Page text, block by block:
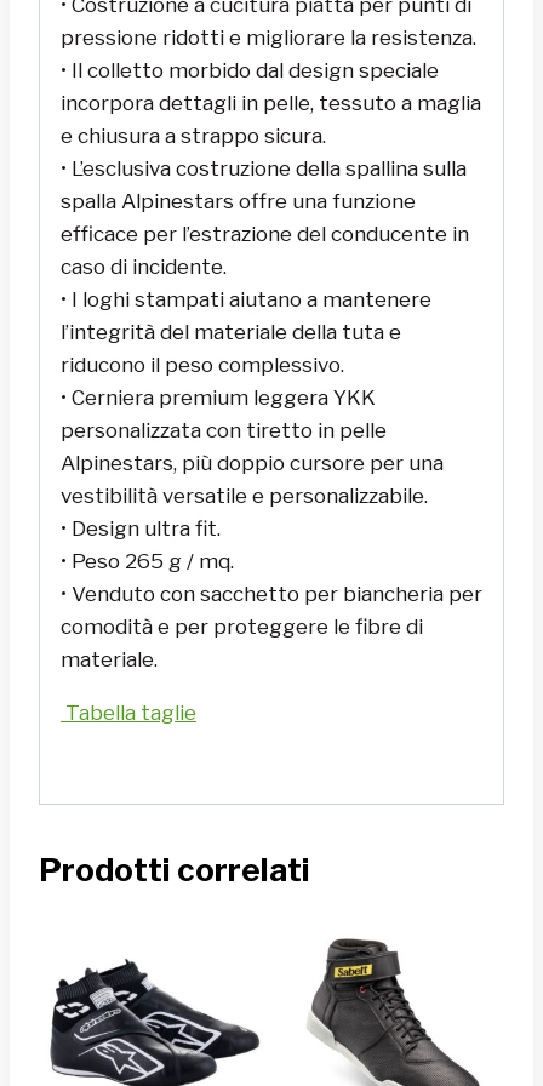
• Costruzione a cucitura piatta per punti di
pressione ridotti e migliorare la resistenza.
• Il colletto morbido dal design speciale
incorpora dettagli in pelle, tessuto a maglia
e chiusura a strappo sicura.
• L’esclusiva costruzione della spallina sulla
spalla Alpinestars offre una funzione
efficace per l’estrazione del conducente in
caso di incidente.
• I loghi stampati aiutano a mantenere
l’integrità del materiale della tuta e
riducono il peso complessivo.
• Cerniera premium leggera YKK
personalizzata con tiretto in pelle
Alpinestars, più doppio cursore per una
vestibilità versatile e personalizzabile.
• Design ultra fit.
• Peso 265 g / mq.
• Venduto con sacchetto per biancheria per
comodità e per proteggere le fibre di
materiale.
Tabella taglie
Prodotti correlati